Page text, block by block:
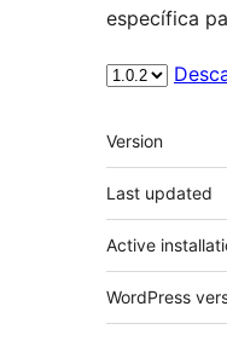
específica
Meta
Version
Last updated
Active
WordPress